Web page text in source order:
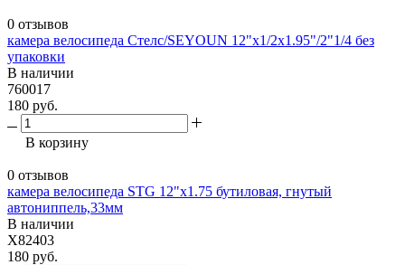
0 отзывов
камера велосипеда Стелс/SEYOUN 12"х1/2x1.95"/2"1/4 без
упаковки
В наличии
760017
180 руб.
В корзину
0 отзывов
камера велосипеда STG 12"x1.75 бутиловая, гнутый
автониппель,33мм
В наличии
X82403
180 руб.